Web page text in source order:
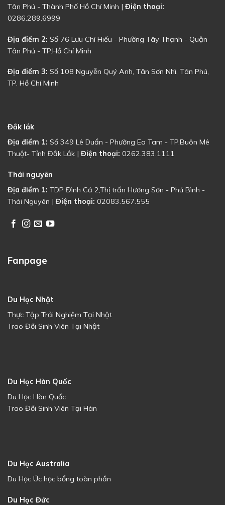
Tân Phú - Thành Phố Hồ Chí Minh | Điện thoại:
0286.289.6999
Địa điểm 2: Số 76 Lưu Chí Hiếu - Phường Tây Thạnh - Quận
Tân Phú - TP.Hồ Chí Minh
Địa điểm 3: Số 108 Nguyễn Quý Anh, Tân Sơn Nhì, Tân Phú,
TP. Hồ Chí Minh
Đắk lắk
Địa điểm 1: Số 349 Lê Duẩn - Phường Ea Tam - TP.Buôn Mê
Thuột- Tỉnh Đắk Lắk | Điện thoại: 0262.383.1111
Thái nguyên
Địa điểm 1: TDP Đình Cả 2,Thị trấn Hương Sơn - Phú Bình -
Thái Nguyên | Điện thoại: 02083.567.555
Fanpage
Du Học Nhật
Thực Tập Trải Nghiệm Tại Nhật
Trao Đổi Sinh Viên Tại Nhật
Du Học Hàn Quốc
Du Học Hàn Quốc
Trao Đổi Sinh Viên Tại Hàn
Du Học Australia
Du Học Úc học bổng toàn phần
Du Học Đức